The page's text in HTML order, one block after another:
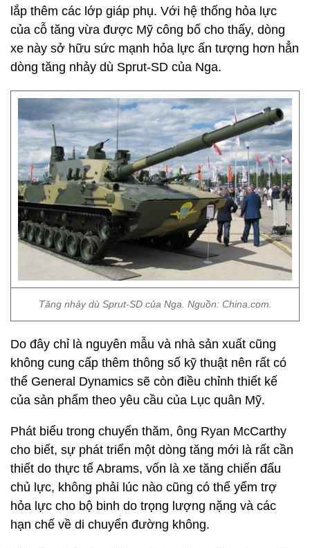
lắp thêm các lớp giáp phụ. Với hệ thống hỏa lực
của cỗ tăng vừa được Mỹ công bố cho thấy, dòng
xe này sở hữu sức mạnh hỏa lực ấn tượng hơn hẳn
dòng tăng nhảy dù Sprut-SD của Nga.
Tăng nhảy dù Sprut-SD của Nga. Nguồn: China.com.
Do đây chỉ là nguyên mẫu và nhà sản xuất cũng
không cung cấp thêm thông số kỹ thuật nên rất có
thể General Dynamics sẽ còn điều chỉnh thiết kế
của sản phẩm theo yêu cầu của Lục quân Mỹ.
Phát biểu trong chuyến thăm, ông Ryan McCarthy
cho biết, sự phát triển một dòng tăng mới là rất cần
thiết do thực tế Abrams, vốn là xe tăng chiến đấu
chủ lực, không phải lúc nào cũng có thể yểm trợ
hỏa lực cho bộ binh do trọng lượng nặng và các
hạn chế về di chuyển đường không.